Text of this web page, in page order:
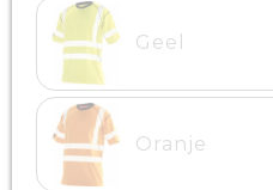
Geel
Oranje